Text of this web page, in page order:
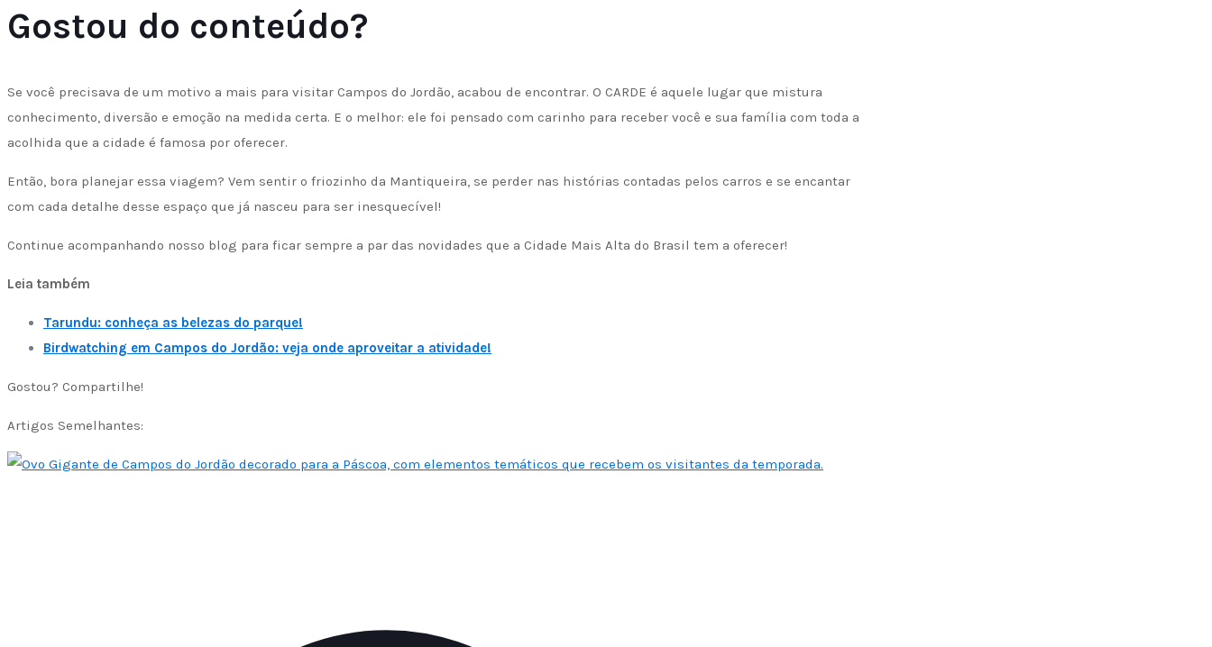
Gostou do conteúdo?
Se você precisava de um motivo a mais para visitar Campos do Jordão, acabou de encontrar. O CARDE é aquele lugar que mistura
conhecimento, diversão e emoção na medida certa. E o melhor: ele foi pensado com carinho para receber você e sua família com toda a
acolhida que a cidade é famosa por oferecer.
Então, bora planejar essa viagem? Vem sentir o friozinho da Mantiqueira, se perder nas histórias contadas pelos carros e se encantar
com cada detalhe desse espaço que já nasceu para ser inesquecível!
Continue acompanhando nosso blog para ficar sempre a par das novidades que a Cidade Mais Alta do Brasil tem a oferecer!
Leia também
Tarundu: conheça as belezas do parque!
Birdwatching em Campos do Jordão: veja onde aproveitar a atividade!
Gostou? Compartilhe!
Artigos Semelhantes: